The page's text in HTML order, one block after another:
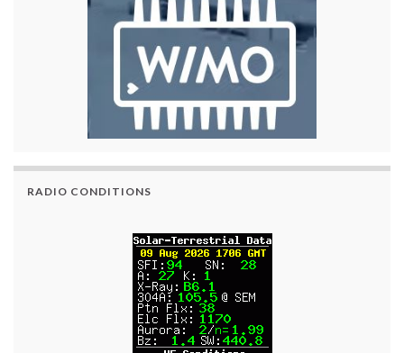
RADIO CONDITIONS